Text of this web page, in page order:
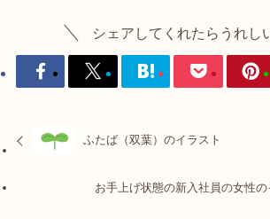
シェアしてくれたらうれし
ふたば（双葉）のイラスト
お手上げ状態の新入社員の女性の